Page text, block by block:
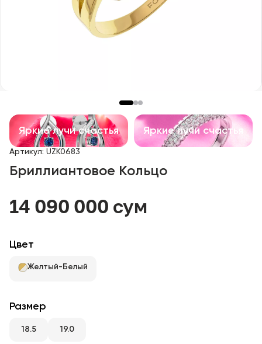
Аксессуары
Все
RU
Яркие лучи счастья Яркие лучи счастья
Артикул: UZK0683
Бриллиантовое Кольцо
14 090 000 сум
Цвет
Желтый-Белый
Размер
18.5 19.0